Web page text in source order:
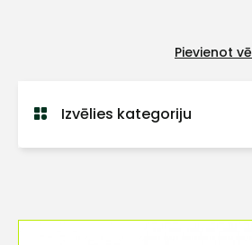
Pievienot
Izvēlies kategoriju